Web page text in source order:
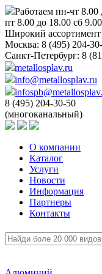
Работаем пн-чт 8.00
пт 8.00 до 18.00 сб
Широкий
Москва: 8 (495) 204-
Санкт-Петербург: 8
metallosplav.ru
info@metallosplav.ru
8 (495) 204-30-50
(многоканальный)
О компании
Каталог
Услуги
Новости
Информация
Партнеры
Контакты